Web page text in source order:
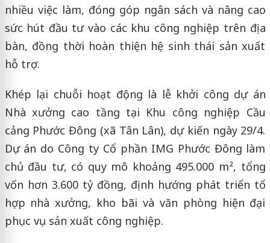
nhiều việc làm, đóng góp ngân sách và nâng cao
sức hút đầu tư vào các khu công nghiệp trên địa
bàn, đồng thời hoàn thiện hệ sinh thái sản xuất
hỗ trợ.
Khép lại chuỗi hoạt động là lễ khởi công dự án
Nhà xưởng cao tầng tại Khu công nghiệp Cầu
cảng Phước Đông (xã Tân Lân), dự kiến ngày 29/4.
Dự án do Công ty Cổ phần IMG Phước Đông làm
chủ đầu tư, có quy mô khoảng 495.000 m², tổng
vốn hơn 3.600 tỷ đồng, định hướng phát triển tổ
hợp nhà xưởng, kho bãi và văn phòng hiện đại
phục vụ sản xuất công nghiệp.